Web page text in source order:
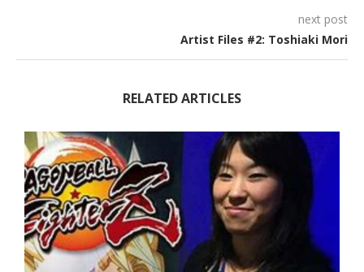
next post
Artist Files #2: Toshiaki Mori
RELATED ARTICLES